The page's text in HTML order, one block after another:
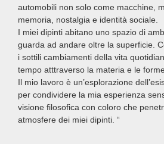
automobili non solo come macchine,
memoria, nostalgia e identità sociale.
I miei dipinti abitano uno spazio di
guarda ad andare oltre la superficie.
i sottili cambiamenti della vita
tempo atttraverso la materia e le
Il mio lavoro è un’esplorazione
per condividere la mia esperienza
visione filosofica con coloro che
atmosfere dei miei dipinti. “